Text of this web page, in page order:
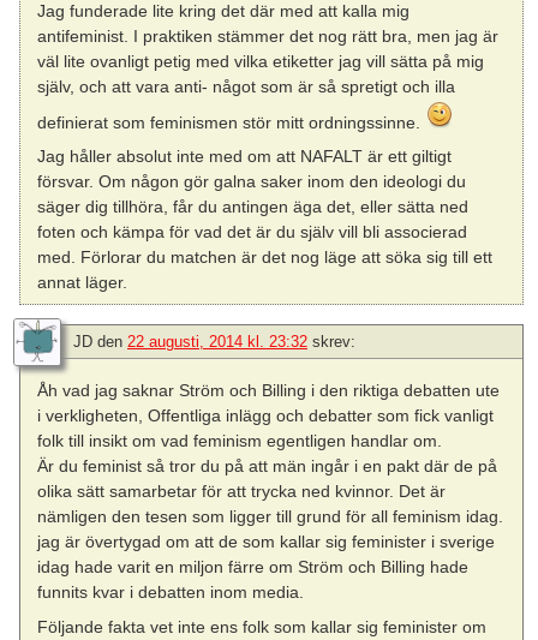
Jag funderade lite kring det där med att kalla mig
antifeminist. I praktiken stämmer det nog rätt bra, men jag är
väl lite ovanligt petig med vilka etiketter jag vill sätta på mig
själv, och att vara anti- något som är så spretigt och illa
definierat som feminismen stör mitt ordningssinne.
Jag håller absolut inte med om att NAFALT är ett giltigt
försvar. Om någon gör galna saker inom den ideologi du
säger dig tillhöra, får du antingen äga det, eller sätta ned
foten och kämpa för vad det är du själv vill bli associerad
med. Förlorar du matchen är det nog läge att söka sig till ett
annat läger.
JD den 22 augusti, 2014 kl. 23:32 skrev:
Åh vad jag saknar Ström och Billing i den riktiga debatten ute
i verkligheten, Offentliga inlägg och debatter som fick vanligt
folk till insikt om vad feminism egentligen handlar om.
Är du feminist så tror du på att män ingår i en pakt där de på
olika sätt samarbetar för att trycka ned kvinnor. Det är
nämligen den tesen som ligger till grund för all feminism idag.
jag är övertygad om att de som kallar sig feminister i sverige
idag hade varit en miljon färre om Ström och Billing hade
funnits kvar i debatten inom media.
Följande fakta vet inte ens folk som kallar sig feminister om